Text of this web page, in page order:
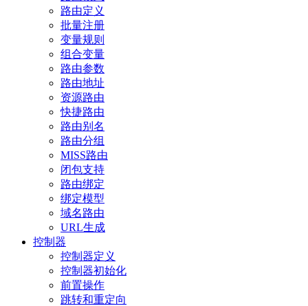
路由定义
批量注册
变量规则
组合变量
路由参数
路由地址
资源路由
快捷路由
路由别名
路由分组
MISS路由
闭包支持
路由绑定
绑定模型
域名路由
URL生成
控制器
控制器定义
控制器初始化
前置操作
跳转和重定向